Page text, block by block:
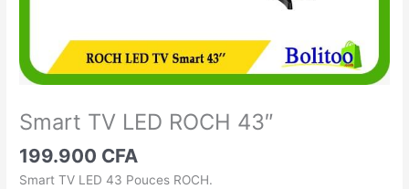
Smart TV LED ROCH 43″
199.900 CFA
Smart TV LED 43 Pouces ROCH.